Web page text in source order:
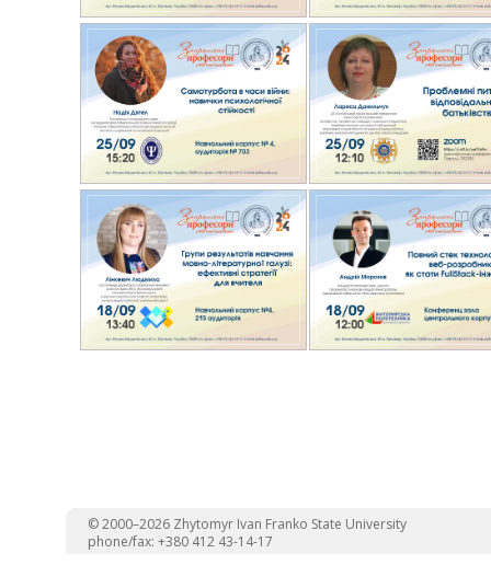
© 2000–2026 Zhytomyr Ivan Franko State University
phone/fax: +380 412 43-14-17